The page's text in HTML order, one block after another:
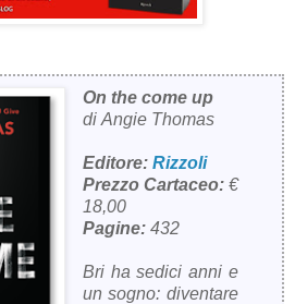
On the come up
di Angie Thomas
Editore: Rizzoli
Prezzo Cartaceo: €
18,00
Pagine: 432
Bri ha sedici anni e
un sogno: diventare